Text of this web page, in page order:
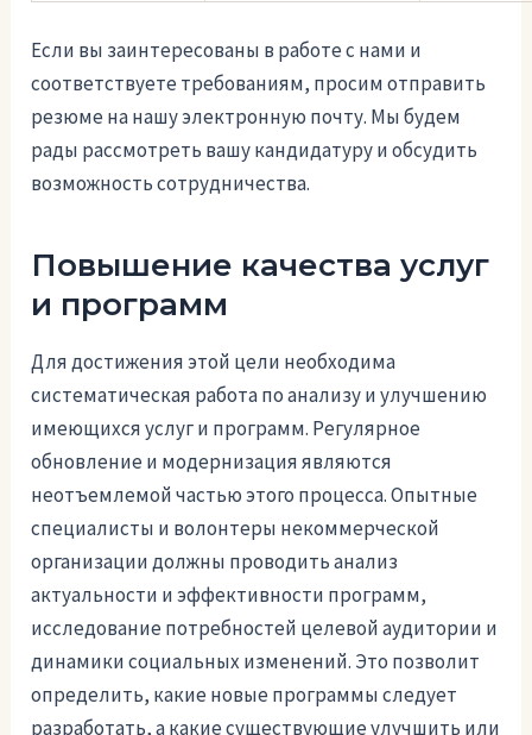
Если вы заинтересованы в работе с нами и
соответствуете требованиям, просим отправить
резюме на нашу электронную почту. Мы будем
рады рассмотреть вашу кандидатуру и обсудить
возможность сотрудничества.
Повышение качества услуг
и программ
Для достижения этой цели необходима
систематическая работа по анализу и улучшению
имеющихся услуг и программ. Регулярное
обновление и модернизация являются
неотъемлемой частью этого процесса. Опытные
специалисты и волонтеры некоммерческой
организации должны проводить анализ
актуальности и эффективности программ,
исследование потребностей целевой аудитории и
динамики социальных изменений. Это позволит
определить, какие новые программы следует
разработать, а какие существующие улучшить или